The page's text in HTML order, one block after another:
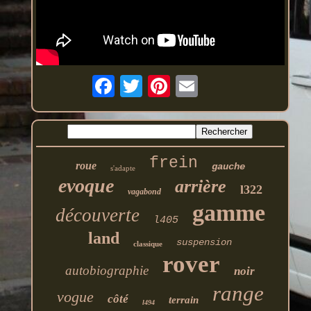
roue s'adapte frein gauche
evoque vagabond arrière l322
découverte l405 gamme
land classique suspension
autobiographie rover noir
vogue côté l494 terrain range